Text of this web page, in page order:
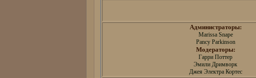
Администраторы:
Marissa Snape
Pancy Parkinson
Модераторы:
Гарри Поттер
Эмили Дримворк
Джея Электра Кортес